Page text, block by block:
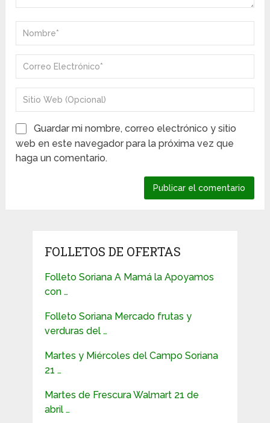
Guardar mi nombre, correo electrónico y sitio
web en este navegador para la próxima vez que
haga un comentario.
FOLLETOS DE OFERTAS
Folleto Soriana A Mamá la Apoyamos
con …
Folleto Soriana Mercado frutas y
verduras del …
Martes y Miércoles del Campo Soriana
21 …
Martes de Frescura Walmart 21 de
abril …